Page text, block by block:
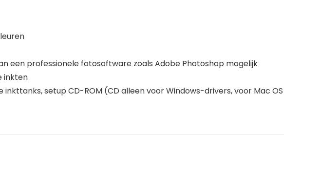
een professionele fotosoftware zoals Adobe Photoshop mogelijk
inkten
setup CD-ROM (CD alleen voor Windows-drivers, voor Mac OS